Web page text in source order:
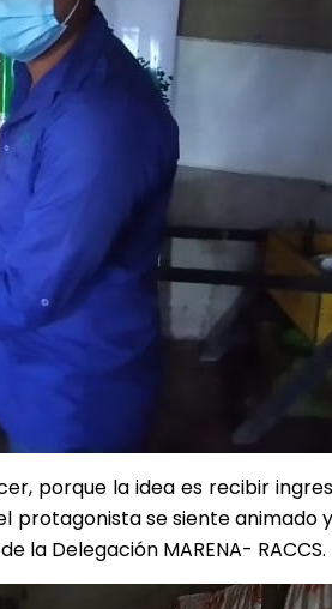
porque la idea es recibir
protagonista se siente animado
la Delegación MARENA- RACCS.